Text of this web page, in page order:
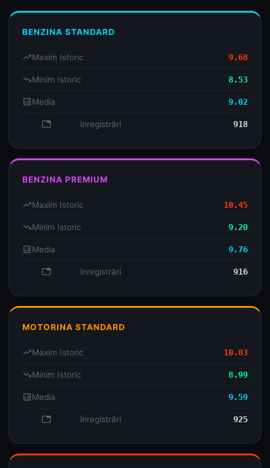
BENZINA STANDARD
trending_upMaxim Istoric 9.68
trending_downMinim Istoric 8.53
analyticsMedia 9.02
database înregistrări 918
BENZINA PREMIUM
trending_upMaxim Istoric 10.45
trending_downMinim Istoric 9.20
analyticsMedia 9.76
database înregistrări 916
MOTORINA STANDARD
trending_upMaxim Istoric 10.83
trending_downMinim Istoric 8.99
analyticsMedia 9.59
database înregistrări 925